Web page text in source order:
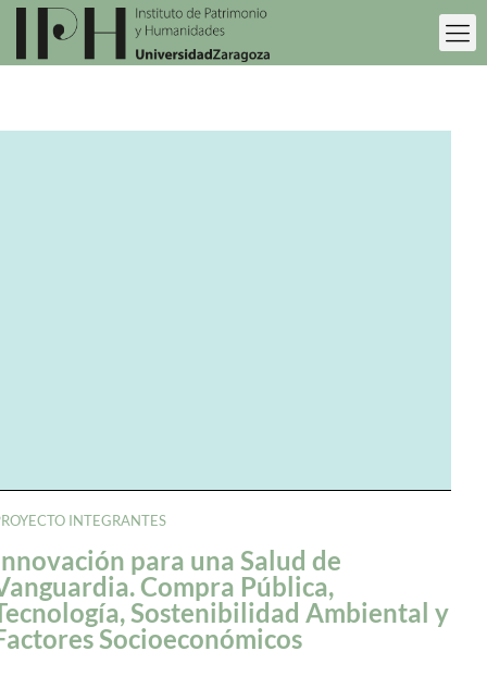
INTEGRANTES
para una Salud de
Compra Pública,
Sostenibilidad Ambiental y
Socioeconómicos